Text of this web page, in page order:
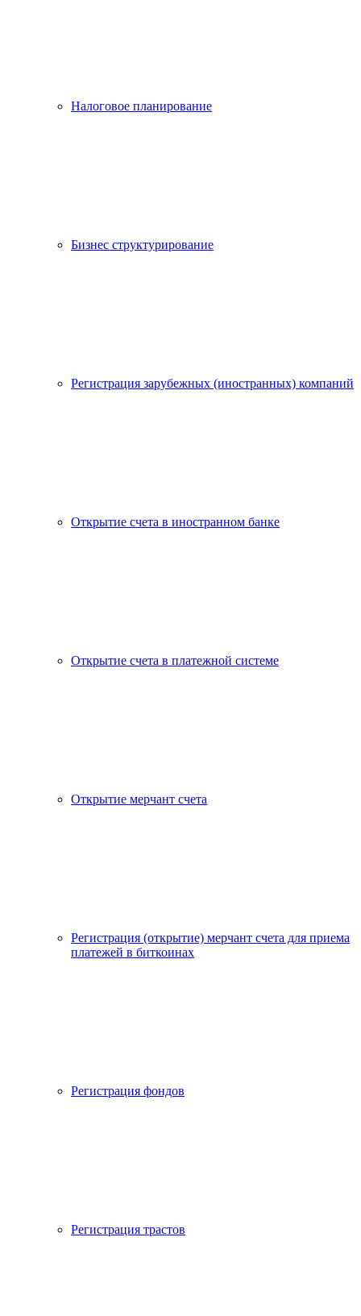
Налоговое планирование
Бизнес структурирование
Регистрация зарубежных (иностранных) компаний
Открытие счета в иностранном банке
Открытие счета в платежной системе
Открытие мерчант счета
Регистрация (открытие) мерчант счета для приема
платежей в биткоинах
Регистрация фондов
Регистрация трастов